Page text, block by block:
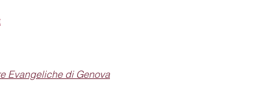
Evangeliche di Genova